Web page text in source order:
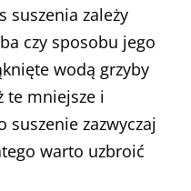
suszenia zależy
czy sposobu jego
wodą grzyby
te mniejsze i
zazwyczaj
warto uzbroić